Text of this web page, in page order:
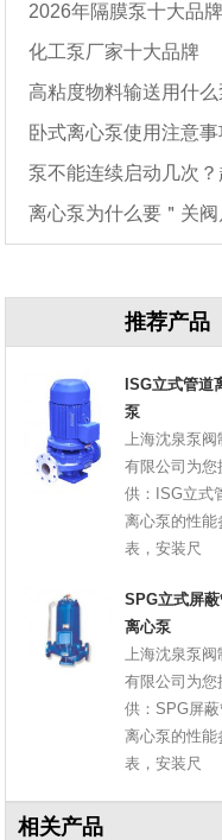
2026年隔膜泵十大品牌
化工泵厂家十大品牌
高粘度物料输送用什
卧式离心泵使用注意事
泵不能连续启动几次
离心泵为什么要＂关
推荐产品
ISG立式管道
泵
上海沈泉泵阀
有限公司为您
供：ISG立式
离心泵的性能
表，安装尺
SPG立式屏
离心泵
上海沈泉泵阀
有限公司为您
供：SPG屏蔽
离心泵的性能
表，安装尺
相关产品